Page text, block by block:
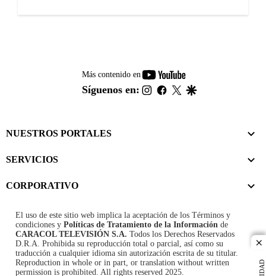
Más contenido en
youtube-
footer
Síguenos en: instagram
facebook
twitter
NUESTROS PORTALES
SERVICIOS
CORPORATIVO
El uso de este sitio web implica la aceptación de los Términos y
condiciones y Políticas de Tratamiento de la Información de
CARACOL TELEVISIÓN S.A. Todos los Derechos Reservados
D.R.A. Prohibida su reproducción total o parcial, así como su
traducción a cualquier idioma sin autorización escrita de su titular.
Reproduction in whole or in part, or translation without written
permission is prohibited. All rights reserved 2025.